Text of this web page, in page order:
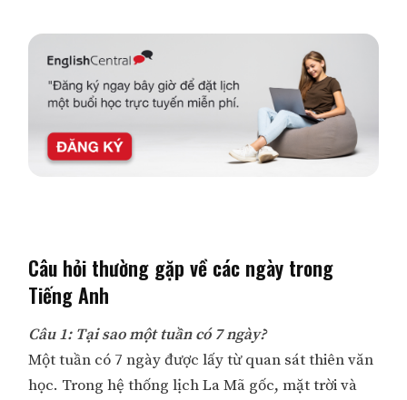
Câu hỏi thường gặp về các ngày trong
Tiếng Anh
Câu 1: Tại sao một tuần có 7 ngày?
Một tuần có 7 ngày được lấy từ quan sát thiên văn
học. Trong hệ thống lịch La Mã gốc, mặt trời và